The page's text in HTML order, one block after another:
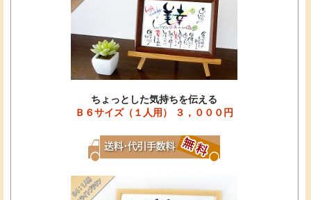
ちょっとした気持ちを伝える
Ｂ６サイズ（１人用） ３，０００円